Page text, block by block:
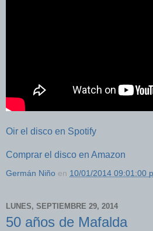
Oir el disco en Spotify
Comprar el disco en Amazon
Germán Niño en 10/01/2014 09:01:00
LUNES, SEPTIEMBRE 29, 2014
50 años de Mafalda